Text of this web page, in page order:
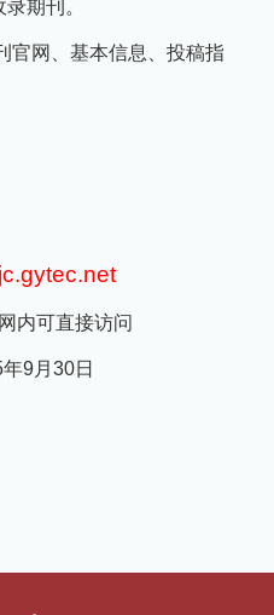
录期刊。
官网、基本信息、投稿指
内可直接访问
年9月 30日